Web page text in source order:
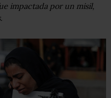
impactada por un misil,